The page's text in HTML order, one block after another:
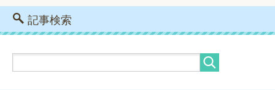
記事検索